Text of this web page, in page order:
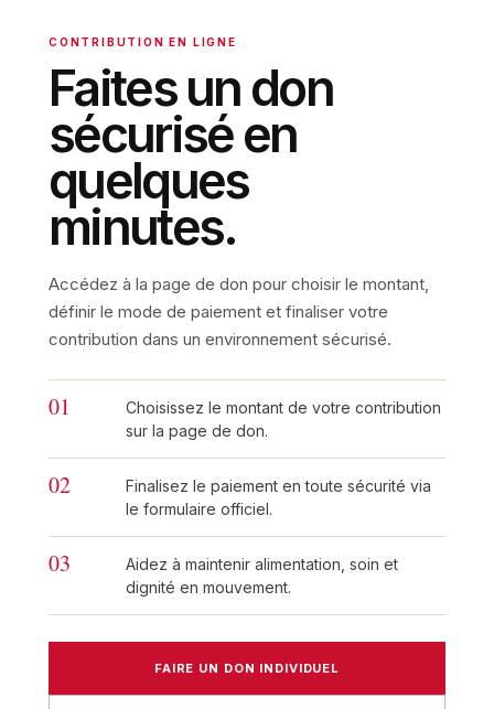
CONTRIBUTION EN LIGNE
Faites un don
sécurisé en
quelques
minutes.
Accédez à la page de don pour choisir le montant,
définir le mode de paiement et finaliser votre
contribution dans un environnement sécurisé.
01
Choisissez le montant de votre contribution
sur la page de don.
02
Finalisez le paiement en toute sécurité via
le formulaire officiel.
03
Aidez à maintenir alimentation, soin et
dignité en mouvement.
FAIRE UN DON INDIVIDUEL